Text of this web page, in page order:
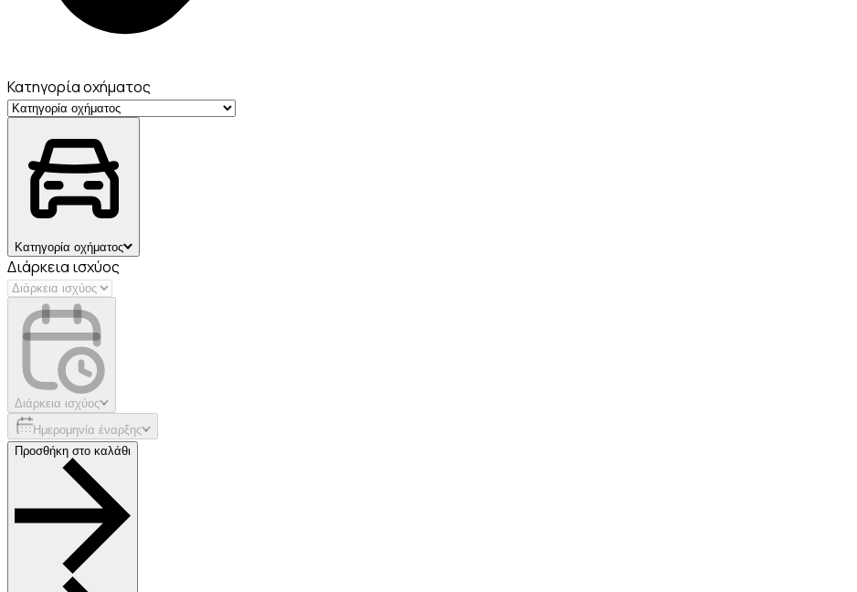
Κατηγορία οχήματος
Κατηγορία οχήματος
Διάρκεια ισχύος
Διάρκεια ισχύος
Ημερομηνία έναρξης
Προσθήκη στο καλάθι